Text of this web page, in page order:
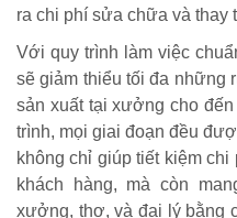
ra chi phí sửa chữa và thay
Với quy trình làm việc
sẽ giảm thiểu tối đa những
sản xuất tại xưởng cho
trình, mọi giai đoạn đều
không chỉ giúp tiết kiệm
khách hàng, mà còn
xưởng, thợ, và đại lý bằng